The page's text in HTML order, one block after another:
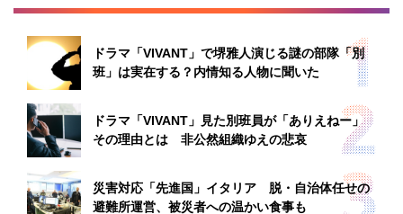
ドラマ「VIVANT」で堺雅人演じる謎の部隊「別
班」は実在する？内情知る人物に聞いた
ドラマ「VIVANT」見た別班員が「ありえねー」
その理由とは 非公然組織ゆえの悲哀
災害対応「先進国」イタリア 脱・自治体任せの
避難所運営、被災者への温かい食事も